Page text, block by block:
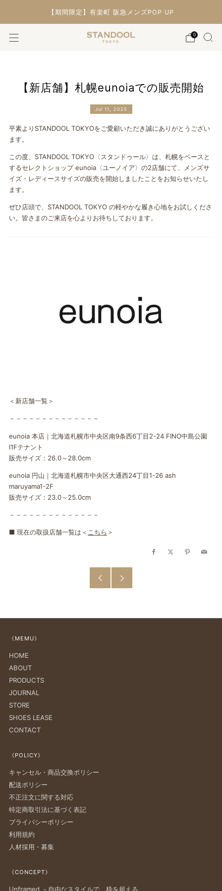
【期間限定】有楽町 阪急メンズPOP UP
0
【新店舗】札幌eunoiaでの販売開始
Jul 11, 2025
平素よりSTANDOOL TOKYOをご愛顧いただき誠にありがとうござい
ます。
この度、STANDOOL TOKYO〈スタンドゥール〉は、札幌をベースと
するセレクトショップ eunoia〈ユーノイア〉の2店舗にて、メンズサ
イズ・レディースサイズの販売を開始しましたことをお知らせいたし
ます。
ぜひ店頭で、STANDOOL TOKYO の軽やかな履き心地をお試しくださ
い。皆さまのご来店を心よりお待ちしております。
＜新店舗一覧＞
－－－－－－－－－－－－－－
eunoia 本店｜北海道札幌市中央区南9条西6丁目2-24 FINO中島公園
Ⅰ1Fテナント
販売サイズ：26.0～28.0cm
eunoia 円山｜北海道札幌市中央区大通西24丁目1-26 ash
maruyama1-2F
販売サイズ：23.0～25.0cm
－－－－－－－－－－－－－－
■ 現在の取扱店舗一覧は＜ こちら ＞
Facebook PinterestEmail
《MEMU》
HOME
ABOUT
PRODUCTS
JOURNAL
STORE
SHOES LEASE
CONTACT
《POLICY》
キャンセル・商品交換ポリシー
配送ポリシー
不正注文に関する対応
特定商取引法に基づく表記
プライバシーポリシー
利用規約
人材採用・募集
《CONCEPT》
Unframed －自由なスタイルで、枠を超える。